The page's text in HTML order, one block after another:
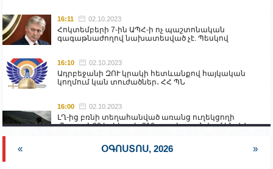
16:11 02.10.2023
Հոկտեմբերի 7-ին ԱՊՀ-ի ոչ պաշտոնական
գագաթնաժողով նախատեսված չէ. Պեսկով
16:10 02.10.2023
Ադրբեջանի ԶՈՒ կրակի հետևանքով հայկական
կողմում կան տուժածներ․ ՀՀ ՊՆ
16:00 02.10.2023
ԼՂ-ից բռնի տեղահանված առանց ուղեկցողի
մնացած 20 երեխա և 216 տարեց գտնվում են ՀՀ
նախարարության հոգածության ներքո
« ՕԳՈՍՏՈՍ, 2026 »